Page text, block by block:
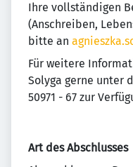
Ihre vollständigen
(Anschreiben,
bitte an
Für weitere
Solyga gerne unter
50971 - 67 zur
Art des Abschlusses